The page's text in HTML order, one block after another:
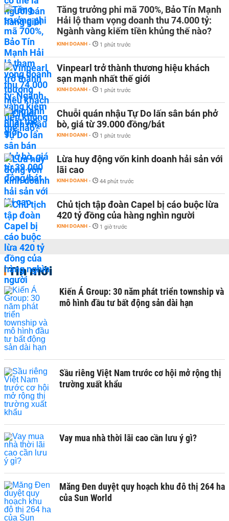
Tăng trưởng phi mã 700%, Bảo Tín Mạnh
Hải lộ tham vọng doanh thu 74.000 tỷ:
Ngành vàng kiếm tiền khủng thế nào?
KINH DOANH - 1 phút trước
Vinpearl trở thành thương hiệu khách
sạn mạnh nhất thế giới
KINH DOANH - 1 phút trước
Chuỗi quán nhậu Tự Do lấn sân bán phở
bò, giá từ 39.000 đồng/bát
KINH DOANH - 1 phút trước
Lừa huy động vốn kinh doanh hải sản với
lãi cao
KINH DOANH - 44 phút trước
Chủ tịch tập đoàn Capel bị cáo buộc lừa
420 tỷ đồng của hàng nghìn người
KINH DOANH - 1 giờ trước
Tin mới
Kiến Á Group: 30 năm phát triển township và
mô hình đầu tư bất động sản dài hạn
Sầu riêng Việt Nam trước cơ hội mở rộng thị
trường xuất khẩu
Vay mua nhà thời lãi cao cần lưu ý gì?
Măng Đen duyệt quy hoạch khu đô thị 264 ha
của Sun World